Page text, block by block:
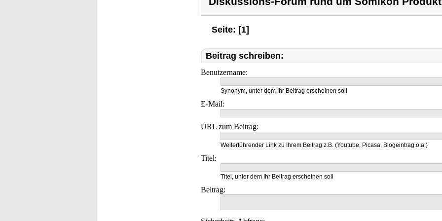
Seite: [1]
Beitrag schreiben:
Benutzername:
Synonym, unter dem Ihr Beitrag erscheinen soll
E-Mail:
URL zum Beitrag:
Weiterführender Link zu Ihrem Beitrag z.B. (Youtube, Picasa, Blogeintrag o.a.)
Titel:
Titel, unter dem Ihr Beitrag erscheinen soll
Beitrag: